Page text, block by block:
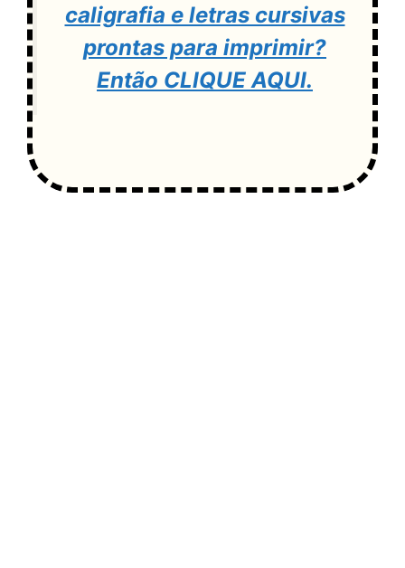
caligrafia e letras cursivas
prontas para imprimir?
Então CLIQUE AQUI.